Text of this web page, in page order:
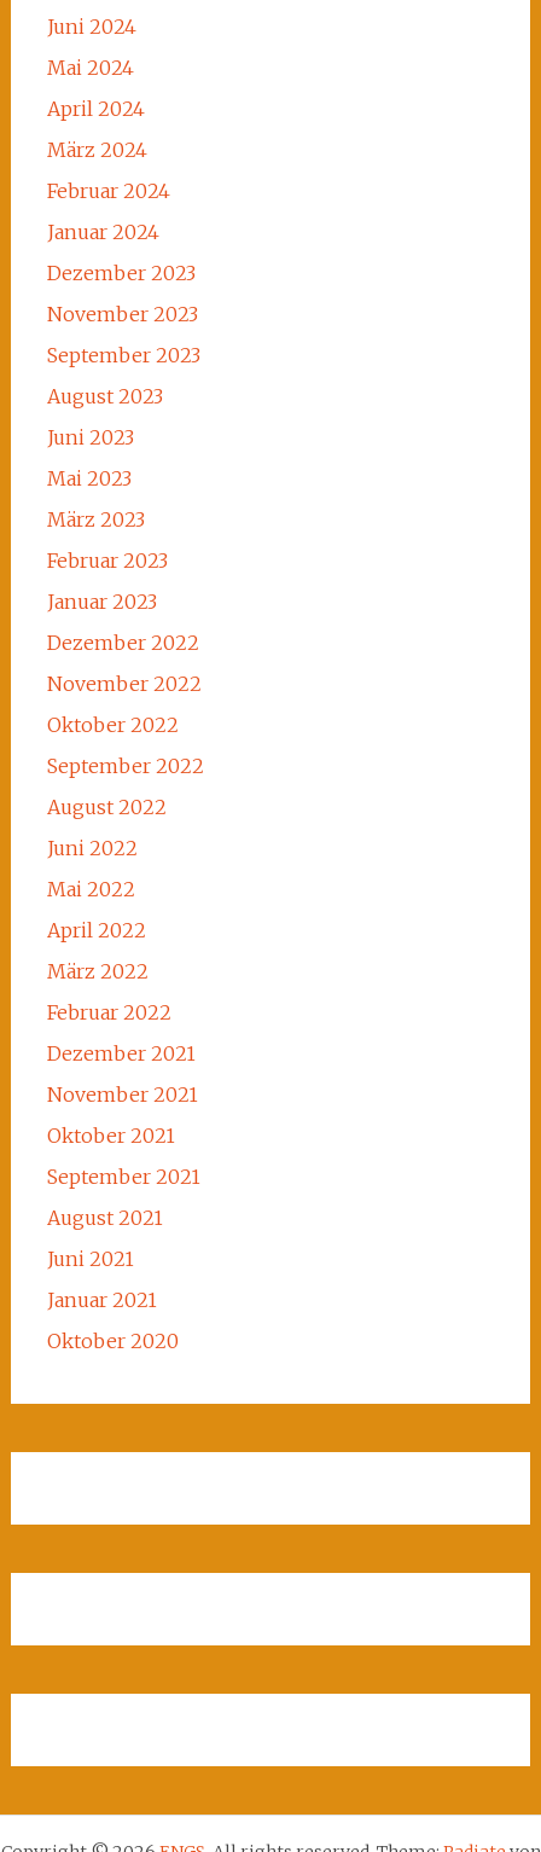
Juni 2024
Mai 2024
April 2024
März 2024
Februar 2024
Januar 2024
Dezember 2023
November 2023
September 2023
August 2023
Juni 2023
Mai 2023
März 2023
Februar 2023
Januar 2023
Dezember 2022
November 2022
Oktober 2022
September 2022
August 2022
Juni 2022
Mai 2022
April 2022
März 2022
Februar 2022
Dezember 2021
November 2021
Oktober 2021
September 2021
August 2021
Juni 2021
Januar 2021
Oktober 2020